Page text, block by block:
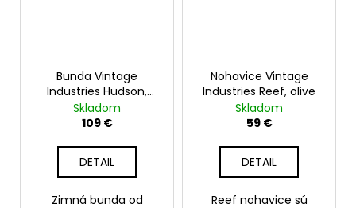
Bunda Vintage
Industries Hudson,
čierna
Skladom
109 €
DETAIL
Zimná bunda od
Nohavice Vintage
Industries Reef, olive
Skladom
59 €
DETAIL
Reef nohavice sú